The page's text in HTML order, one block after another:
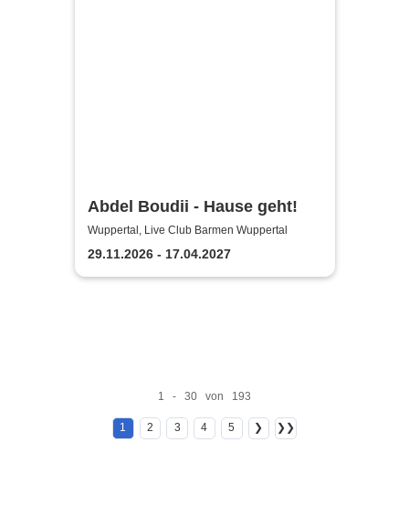
Abdel Boudii - Hause geht!
Wuppertal, Live Club Barmen Wuppertal
29.11.2026 - 17.04.2027
1 - 30 von 193
1 2 3 4 5 ❯ ❯❯